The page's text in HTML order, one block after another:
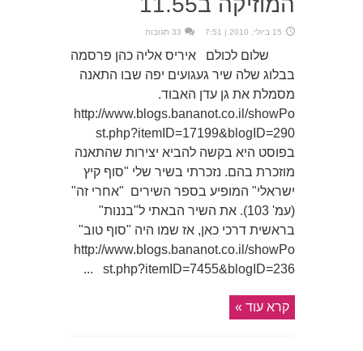
15 ביולי, 2010 | 7:51 33 תגובות
שלום לכולם איריס אליה כהן פרסמה
בבלוג שלה שיר געגועים יפה שבו התאנה
מסמלת את גן עדן האבוד.
http://www.blogs.bananot.co.il/showPo
בפוסט היא בקשה להביא יצירות שהתאנה
מוזכרת בהם. נזכרתי בשיר שלי "סוף קיץ
ישראלי" המופיע בספר השירים "אחרי זה"
(עמ' 103). את השיר הבאתי ל"בננות"
בראשית דרכי כאן, אז שמו היה "סוף טוב"
http://www.blogs.bananot.co.il/showPo
st.php?itemID=7455&blogID=236 ...
קרא עוד »